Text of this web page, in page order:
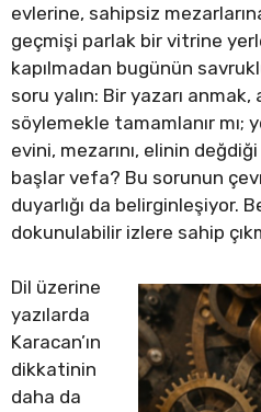
evlerine, sahipsiz
geçmişi parlak bir vitrine
kapılmadan bugünün
soru yalın: Bir yazarı anmak,
söylemekle tamamlanır mı;
evini, mezarını, elinin değdiği
başlar vefa? Bu sorunun
duyarlığı da belirginleşiyor.
dokunulabilir izlere sahip
Dil üzerine
yazılarda
Karacan’ın
dikkatinin
daha da